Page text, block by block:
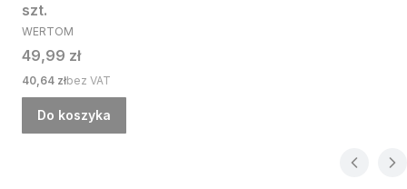
szt.
PRODUCENT
WERTOM
Cena
49,99 zł
Cena
40,64 złbez VAT
Do koszyka